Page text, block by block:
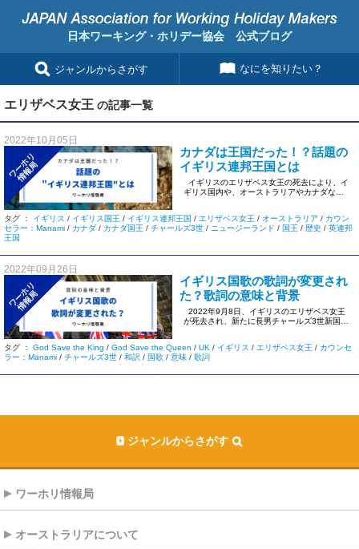
日本ワーキング・ホリデー協会 公式ブログ
ジャンルからさがす なにを知りたい？
エリザベス女王 の記事一覧
2022年10月05日
ワーホリ
情報局
カナダは王国だった！？話題の
イギリス連邦王国とは
イギリスのエリザベス女王の死去により、イ
ギリス国内や、オーストラリアやカナダなど
タグ ： イギリス / イギリス国王 / イギリス連邦王国 / エリザベス女王 / オーストラリア / カウン
セラー：Manami / カナダ / カナダ国王 / チャールズ3世 / ニュージーランド / 国王 / 歴史 / 英連邦
王国
2022年09月26日
ワーホリ
情報局
イギリス国歌の歌詞が変更され
た？歌詞の意味と背景
2022年9月8日、イギリスのエリザベス女王
が死去され、新たに長男チャールズ3世新国王
タグ ： God Save the King / God Save the Queen / UK / イギリス / エリザベス女王 / カウンセ
ラー：Manami / チャールズ3世 / 和訳 / 国歌 / 意味 / 歌詞
ジャンルからさがす
ワーホリ情報局
オーストラリアについて